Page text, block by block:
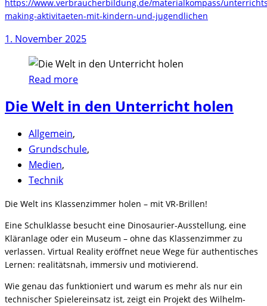
https://www.verbraucherbildung.de/materialkompass/
making-aktivitaeten-mit-kindern-und-jugendlichen
1. November 2025
Read more
Die Welt in den Unterricht holen
Allgemein,
Grundschule,
Medien,
Technik
Die Welt ins Klassenzimmer holen – mit VR-Brillen!
Eine Schulklasse besucht eine Dinosaurier-Ausstellung, eine
Kläranlage oder ein Museum – ohne das Klassenzimmer zu
verlassen. Virtual Reality eröffnet neue Wege für authentisches
Lernen: realitätsnah, immersiv und motivierend.
Wie genau das funktioniert und warum es mehr als nur ein
technischer Spielereinsatz ist, zeigt ein Projekt des Wilhelm-